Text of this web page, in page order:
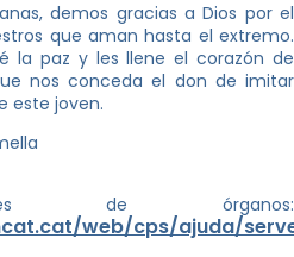
demos gracias a Dios por el
que aman hasta el extremo.
la paz y les llene el corazón de
nos conceda el don de imitar
este joven.
de órganos:
web/cps/ajuda/